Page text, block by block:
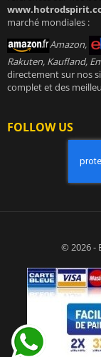
marché mondiales :
Amazon,
Rakuten, Kaufland,
directement sur nos
complet et des
FOLLOW US
© 2026 -